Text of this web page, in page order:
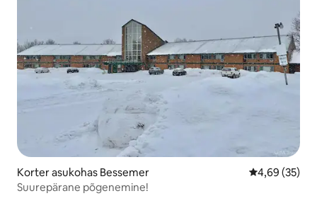
Korter asukohas Bessemer Keskmine
4,69 (35)
Suurepärane põgenemine!